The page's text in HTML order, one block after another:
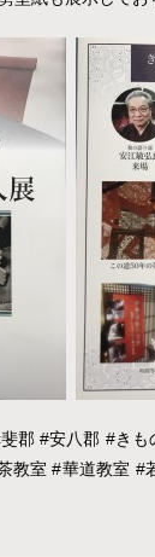
郡 #安八郡 #き
教室 #華道教室 #